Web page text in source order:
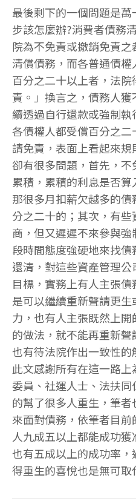
最後剩下的一個問題是
步該怎麼辦?消費者債務
院為不免責或撤銷免責
清償債務，而各普通債
百分之二十以上者，法
責。」換言之，債務人
續透過自行還款或強制
各債權人都受償百分之
請免責，表面上看起來
卻有很多問題，首先，
累積，累積的利息是否算
那很多月扣薪欠越多的
分之二十的；其次，有
商，但又遲遲不來參與
段時間態度強硬地來找
還清，對這些資產管理
目標，實務上有人主張
是可以繼續重新聲請更
力，也有人主張既然上
的做法，就不能再重新
也有待法院作出一致性
此文感謝所有在這一路
委員、社運人士、法扶
的幫了很多人重生，筆
來面對債務，依筆者目
人九成五以上都能成功
也有五成以上的成功率
得重生的喜悅也是無可取